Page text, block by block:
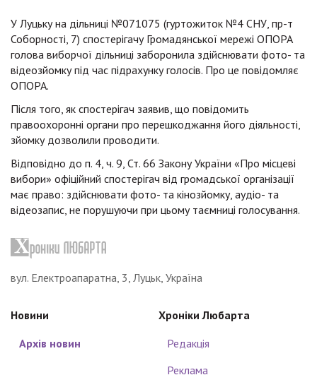
У Луцьку на дільниці №071075 (гуртожиток №4 СНУ, пр-т
Соборності, 7) спостерігачу Громадянської мережі ОПОРА
голова виборчої дільниці заборонила здійснювати фото- та
відеозйомку під час підрахунку голосів. Про це повідомляє
ОПОРА.
Після того, як спостерігач заявив, що повідомить
правоохоронні органи про перешкоджання його діяльності,
зйомку дозволили проводити.
Відповідно до п. 4, ч. 9, Ст. 66 Закону України «Про місцеві
вибори» офіційний спостерігач від громадської організації
має право: здійснювати фото- та кінозйомку, аудіо- та
відеозапис, не порушуючи при цьому таємниці голосування.
вул. Електроапаратна, 3, Луцьк, Україна
Новини
Архів новин
Хроніки Любарта
Редакція
Реклама